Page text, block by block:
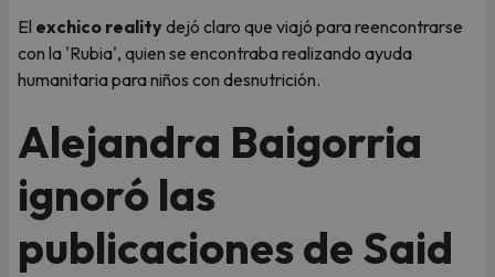
El exchico realitydejó claro que viajó para reencontrarse
con la 'Rubia', quien se encontraba realizando ayuda
humanitaria para niños con desnutrición.
Alejandra Baigorria
ignoró las
publicaciones de Said